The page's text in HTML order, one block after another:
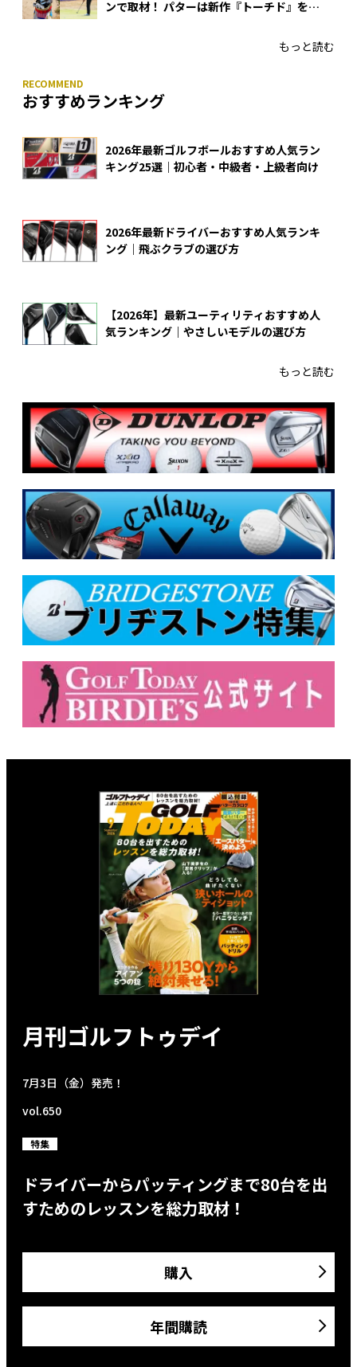
ンで取材！ パターは新作『トーチド』を投
もっと読む
おすすめランキング
2026年最新ゴルフボールおすすめ人気ラン
キング25選｜初心者・中級者・上級者向け
2026年最新ドライバーおすすめ人気ランキ
ング｜飛ぶクラブの選び方
【2026年】最新ユーティリティおすすめ人
気ランキング｜やさしいモデルの選び方
もっと読む
月刊ゴルフトゥデイ
7月3日（金）発売！
vol.650
特集
ドライバーからパッティングまで80台を出
すためのレッスンを総力取材！
購入
年間購読